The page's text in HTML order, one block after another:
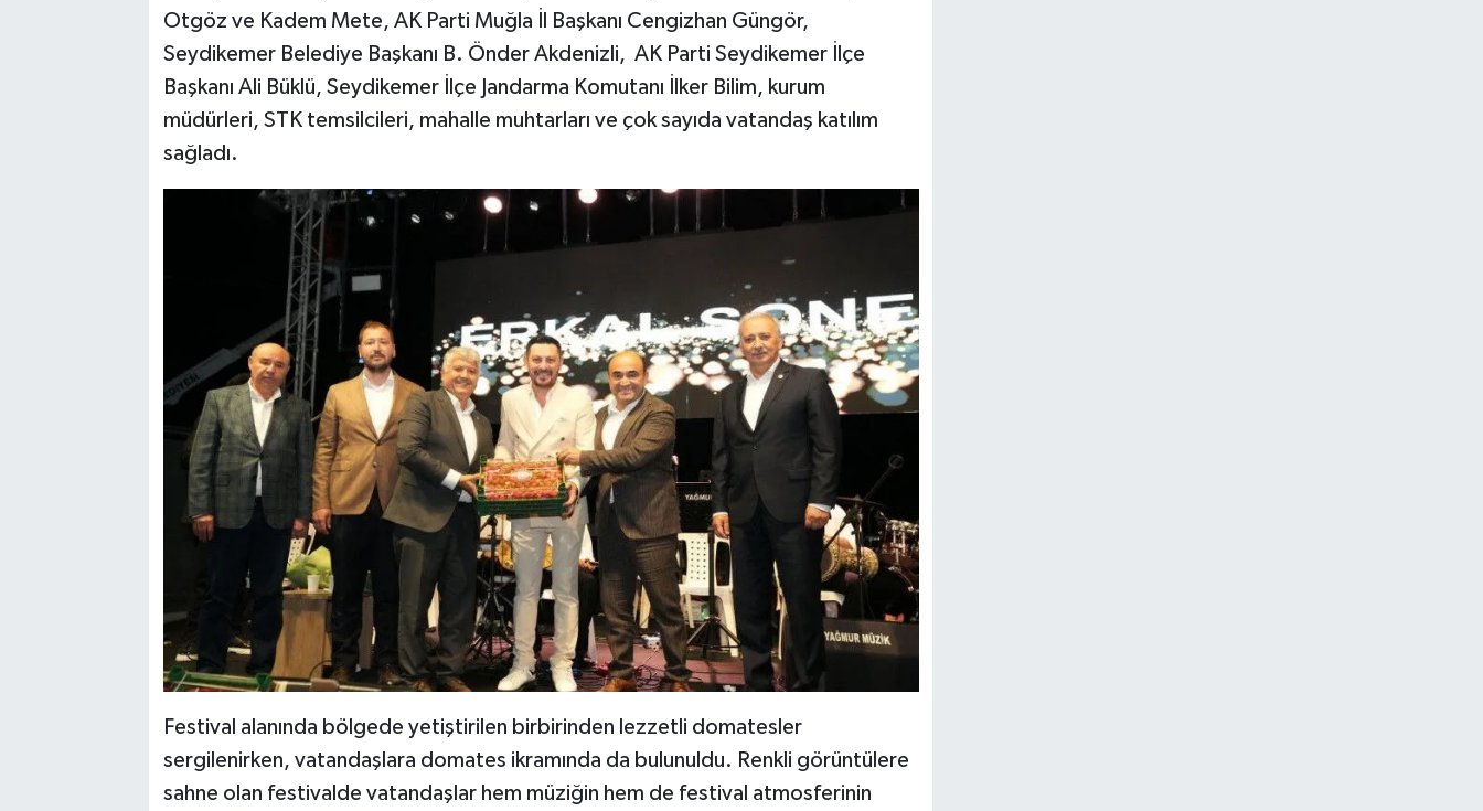
Otgöz ve Kadem Mete, AK Parti Muğla İl Başkanı Cengizhan Güngör,
Seydikemer Belediye Başkanı B. Önder Akdenizli, AK Parti Seydikemer İlçe
Başkanı Ali Büklü, Seydikemer İlçe Jandarma Komutanı İlker Bilim, kurum
müdürleri, STK temsilcileri, mahalle muhtarları ve çok sayıda vatandaş katılım
sağladı.
Festival alanında bölgede yetiştirilen birbirinden lezzetli domatesler
sergilenirken, vatandaşlara domates ikramında da bulunuldu. Renkli görüntülere
sahne olan festivalde vatandaşlar hem müziğin hem de festival atmosferinin